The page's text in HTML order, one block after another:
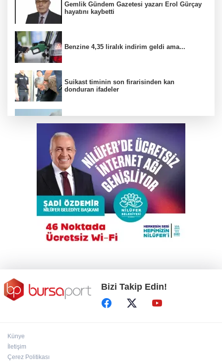
Gemlik Gündem Gazetesi yazarı Erol Gürçay
hayatını kaybetti
Benzine 4,35 liralık indirim geldi ama...
Suikast timinin son firarisinden kan
donduran ifadeler
Mudanya'da tavuk çiftliğinde yangın çıktı
Elini spiral makinesine kaptırdı
Trump İran'la anlaşmadan yana; Ülkeyi taş
devrine döndürmekten söz ediyordu!
Yıldırım’da yıkıma ‘lüks’ engel
Bizi Takip Edin!
Künye
İletişim
Çerez Politikası